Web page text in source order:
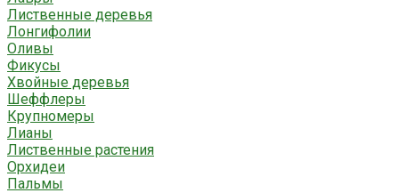
Лиственные деревья
Лонгифолии
Оливы
Фикусы
Хвойные деревья
Шеффлеры
Крупномеры
Лианы
Лиственные растения
Орхидеи
Пальмы